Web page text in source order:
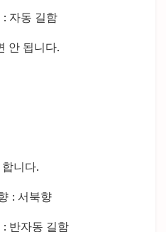
자동 길함
안 됩니다.
니다.
: 서북향
반자동 길함